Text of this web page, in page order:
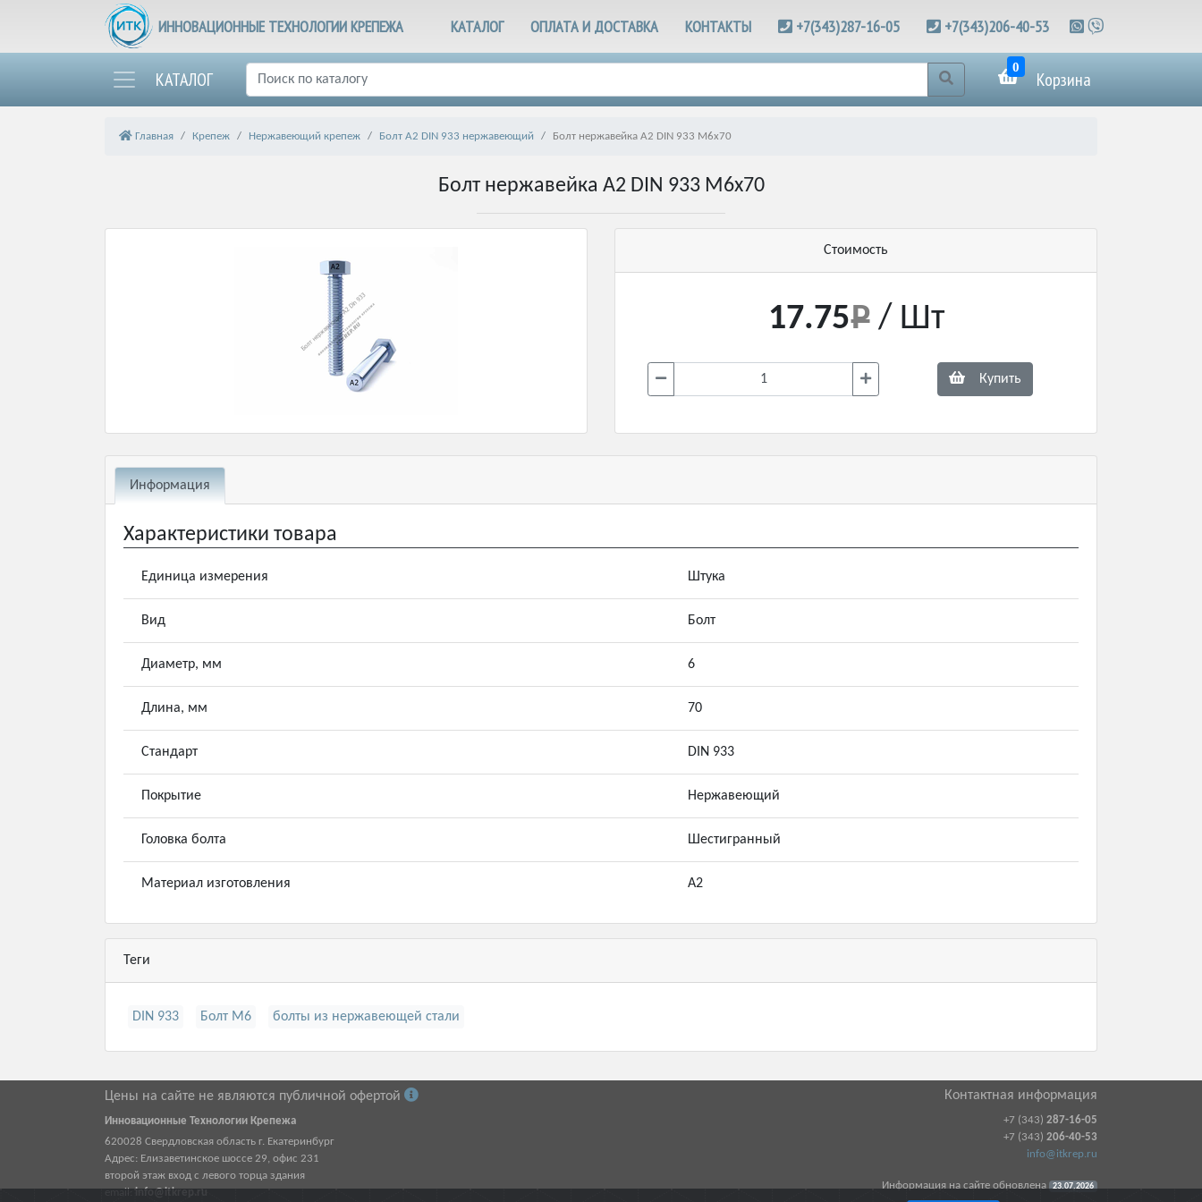
ИННОВАЦИОННЫЕ ТЕХНОЛОГИИ КРЕПЕЖА КАТАЛОГ ОПЛАТА И ДОСТАВКА КОНТАКТЫ +7(343)287-16-05 +7(343)206-40-53
КАТАЛОГ
0
Корзина
Главная Крепеж Нержавеющий крепеж Болт А2 DIN 933 нержавеющий Болт нержавейка А2 DIN 933 М6х70
Болт нержавейка А2 DIN 933 М6х70
Стоимость
17.75 / Шт
Купить
Информация
Характеристики товара
Единица измерения Штука
Вид Болт
Диаметр, мм 6
Длина, мм 70
Стандарт DIN 933
Покрытие Нержавеющий
Головка болта Шестигранный
Материал изготовления А2
Теги
DIN 933 Болт М6 болты из нержавеющей стали
Цены на сайте не являются публичной офертой
Инновационные Технологии Крепежа
620028 Свердловская область г. Екатеринбург
Адрес: Елизаветинское шоссе 29, офис 231
второй этаж вход с левого торца здания
email:info@itkrep.ru
Контактная информация
+7 (343) 287-16-05
+7 (343) 206-40-53
info@itkrep.ru
Информация на сайте обновлена 23.07.2026